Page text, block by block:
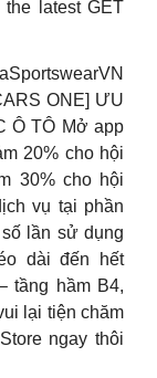
the latest GET
ONE] ƯU
Ô TÔ Mở app
20% cho hội
30% cho hội
vụ tại phần
lần sử dụng
dài đến hết
tầng hầm B4,
lại tiện chăm
ngay thôi